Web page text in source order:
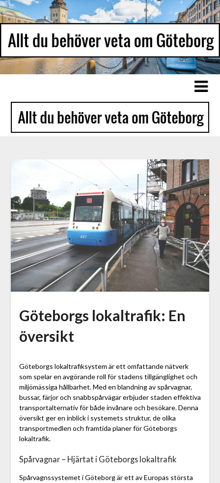
Göteborgs lokaltrafik: En
översikt
Göteborgs lokaltrafiksystem är ett omfattande nätverk
som spelar en avgörande roll för stadens tillgänglighet och
miljömässiga hållbarhet. Med en blandning av spårvagnar,
bussar, färjor och snabbspårvägar erbjuder staden effektiva
transportalternativ för både invånare och besökare. Denna
översikt ger en inblick i systemets struktur, de olika
transportmedlen och framtida planer för Göteborgs
lokaltrafik.
Spårvagnar – Hjärtat i Göteborgs lokaltrafik
Spårvagnssystemet i Göteborg är ett av Europas största